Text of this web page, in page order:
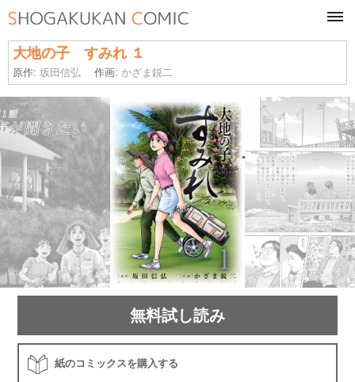
大地の子 すみれ １
原作:坂田信弘 作画: かざま鋭二
無料試し読み
紙のコミックスを購入する